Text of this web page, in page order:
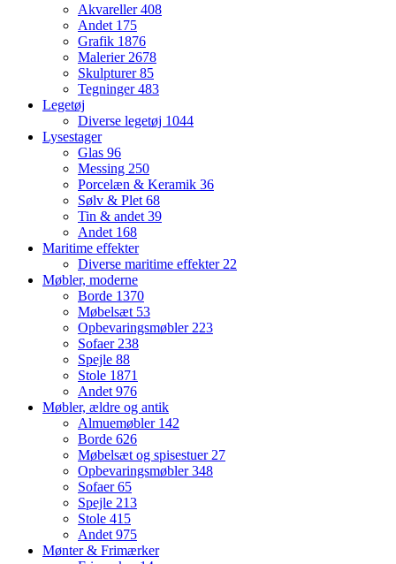
Akvareller408
Andet 175
Grafik 1876
Malerier2678
Skulpturer85
Tegninger483
Legetøj
Diverse legetøj 1044
Lysestager
Glas 96
Messing 250
Porcelæn & Keramik 36
Sølv & Plet68
Tin & andet39
Andet 168
Maritime effekter
Diverse maritime effekter22
Møbler, moderne
Borde 1370
Møbelsæt 53
Opbevaringsmøbler223
Sofaer238
Spejle 88
Stole 1871
Andet976
Møbler, ældre og antik
Almuemøbler 142
Borde 626
Møbelsæt og spisestuer27
Opbevaringsmøbler348
Sofaer65
Spejle 213
Stole 415
Andet975
Mønter & Frimærker